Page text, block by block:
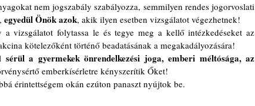
nem jogszabály szabályozza, semmilyen rendes jogorvoslati
egyedül Önök azok, akik ilyen esetben vizsgálatot végezhetnek!
vizsgálatot folytassa le és tegye meg a kellő intézkedéseket az
kötelezőként történő beadatásának a megakadályozására!
sérül a gyermekek önrendelkezési joga, emberi méltósága, az
emberkísérletre kényszerítik Őket!
érintettségem okán ezúton panaszt nyújtok be.